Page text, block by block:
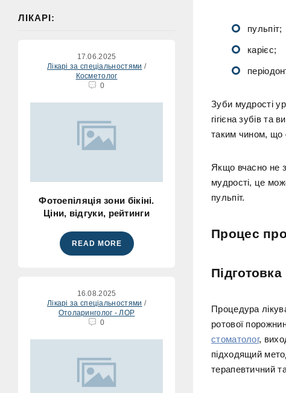
ЛІКАРІ:
17.06.2025
Лікарі за спеціальностями /
Косметолог
0
Фотоепіляція зони бікіні.
Ціни, відгуки, рейтинги
READ MORE
16.08.2025
Лікарі за спеціальностями /
Отоларинголог - ЛОР
0
пульпіт;
карієс;
Зуби мудрості
гігієна зубів
таким чином, що
Якщо вчасно не
мудрості, це
пульпіт.
Процес
Підготовка
Процедура
ротової
стоматолог,
підходящий
терапевтичний